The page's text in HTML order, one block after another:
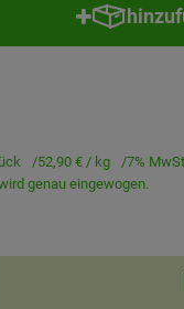
52,90 € / kg 7% MwSt
genau eingewogen.